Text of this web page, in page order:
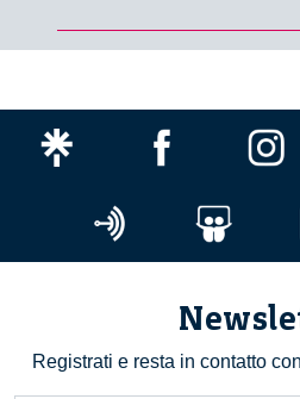
Registrati e resta in contatto